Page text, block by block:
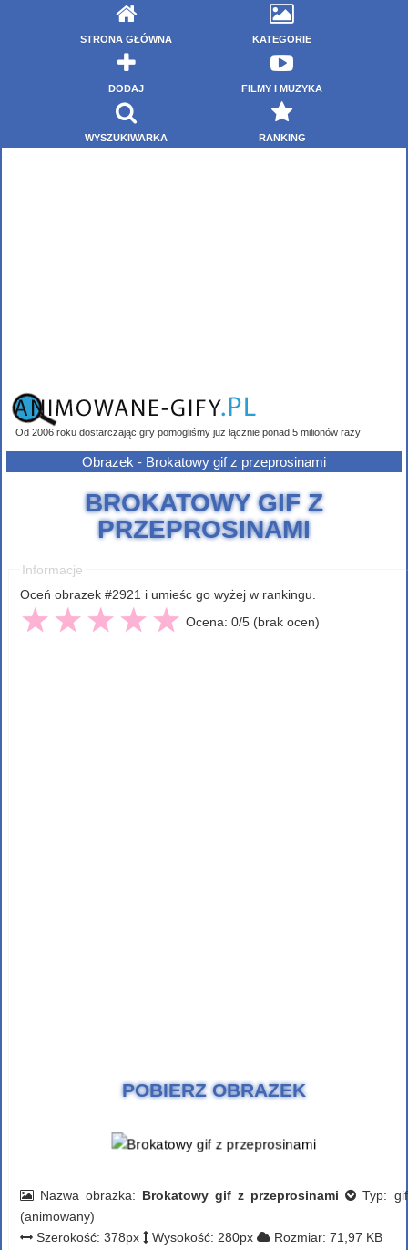
STRONA GŁÓWNA KATEGORIE
DODAJ FILMY I MUZYKA
WYSZUKIWARKA RANKING
Od 2006 roku dostarczając gify pomogliśmy już łącznie ponad 5 milionów razy
Obrazek - Brokatowy gif z przeprosinami
BROKATOWY GIF Z
PRZEPROSINAMI
Informacje
Oceń obrazek #2921 i umieśc go wyżej w rankingu.
Ocena: 0/5 (brak ocen)
POBIERZ OBRAZEK
Nazwa obrazka: Brokatowy gif z przeprosinami
Typ: gif
(animowany)
Szerokość: 378px Wysokość: 280px
Rozmiar: 71,97 KB